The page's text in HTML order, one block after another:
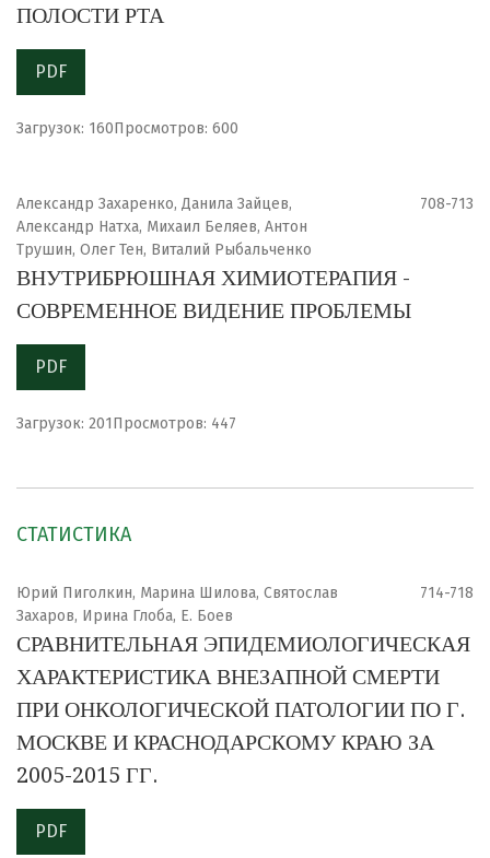
ПОЛОСТИ РТА
PDF
Загрузок: 160Просмотров: 600
Александр Захаренко, Данила Зайцев,
Александр Натха, Михаил Беляев, Антон
Трушин, Олег Тен, Виталий Рыбальченко
708-713
ВНУТРИБРЮШНАЯ ХИМИОТЕРАПИЯ -
СОВРЕМЕННОЕ ВИДЕНИЕ ПРОБЛЕМЫ
PDF
Загрузок: 201Просмотров: 447
СТАТИСТИКА
Юрий Пиголкин, Марина Шилова, Святослав
Захаров, Ирина Глоба, Е. Боев
714-718
СРАВНИТЕЛЬНАЯ ЭПИДЕМИОЛОГИЧЕСКАЯ
ХАРАКТЕРИСТИКА ВНЕЗАПНОЙ СМЕРТИ
ПРИ ОНКОЛОГИЧЕСКОЙ ПАТОЛОГИИ ПО Г.
МОСКВЕ И КРАСНОДАРСКОМУ КРАЮ ЗА
2005-2015 ГГ.
PDF